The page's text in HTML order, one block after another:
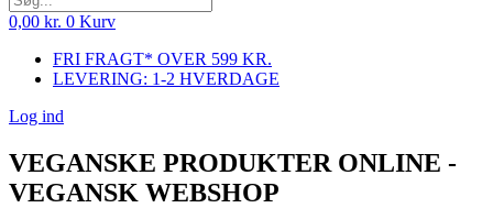
0,00 kr. 0 Kurv
FRI FRAGT* OVER 599 KR.
LEVERING: 1-2 HVERDAGE
Log ind
VEGANSKE PRODUKTER ONLINE -
VEGANSK WEBSHOP